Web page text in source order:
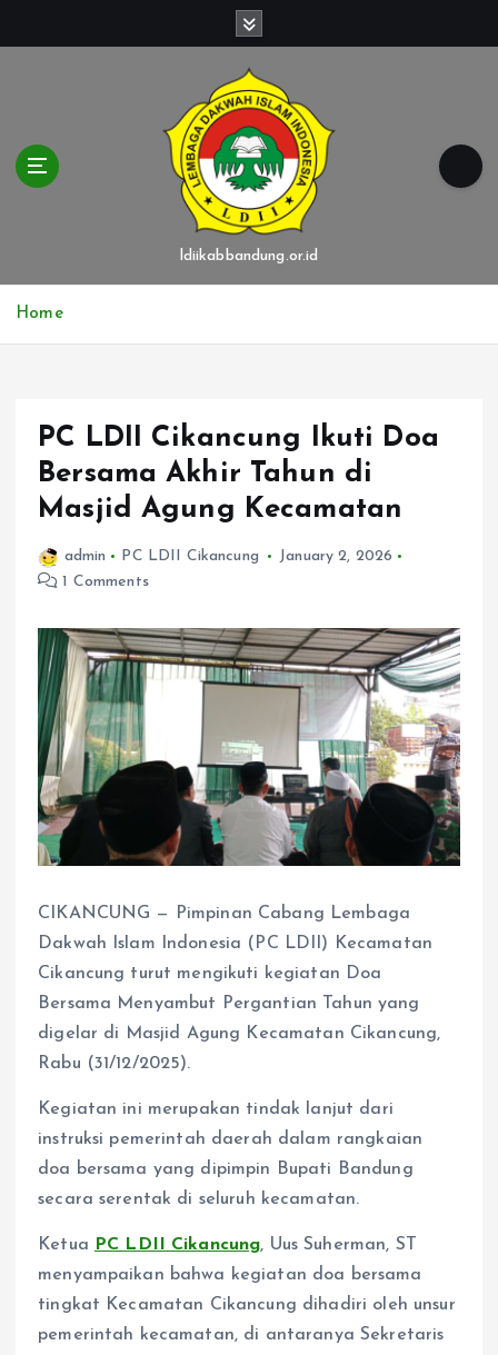
ldiikabbandung.or.id
Home
PC LDII Cikancung Ikuti Doa
Bersama Akhir Tahun di
Masjid Agung Kecamatan
admin PC LDII Cikancung
January 2, 2026
1 Comments
CIKANCUNG — Pimpinan Cabang Lembaga
Dakwah Islam Indonesia (PC LDII) Kecamatan
Cikancung turut mengikuti kegiatan Doa
Bersama Menyambut Pergantian Tahun yang
digelar di Masjid Agung Kecamatan Cikancung,
Rabu (31/12/2025).
Kegiatan ini merupakan tindak lanjut dari
instruksi pemerintah daerah dalam rangkaian
doa bersama yang dipimpin Bupati Bandung
secara serentak di seluruh kecamatan.
Ketua PC LDII Cikancung, Uus Suherman, ST
menyampaikan bahwa kegiatan doa bersama
tingkat Kecamatan Cikancung dihadiri oleh unsur
pemerintah kecamatan, di antaranya Sekretaris